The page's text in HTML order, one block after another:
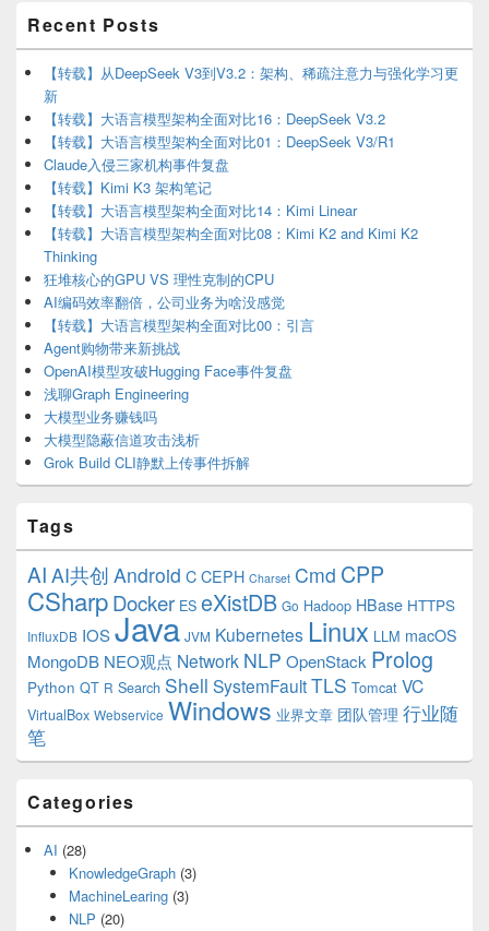
Sidebar
Widget
Area
Recent Posts
【转载】从DeepSeek V3到V3.2：架构、稀疏注意力与强化学习更
新
【转载】大语言模型架构全面对比16：DeepSeek V3.2
【转载】大语言模型架构全面对比01：DeepSeek V3/R1
Claude入侵三家机构事件复盘
【转载】Kimi K3 架构笔记
【转载】大语言模型架构全面对比14：Kimi Linear
【转载】大语言模型架构全面对比08：Kimi K2 and Kimi K2
Thinking
狂堆核心的GPU VS 理性克制的CPU
AI编码效率翻倍，公司业务为啥没感觉
【转载】大语言模型架构全面对比00：引言
Agent购物带来新挑战
OpenAI模型攻破Hugging Face事件复盘
浅聊Graph Engineering
大模型业务赚钱吗
大模型隐蔽信道攻击浅析
Grok Build CLI静默上传事件拆解
Tags
AI AI共创 Android C CEPH Charset Cmd CPP
CSharpDocker ES eXistDB Go Hadoop HBase HTTPS
InfluxDB IOSJava JVM Kubernetes Linux LLM macOS
MongoDB NEO观点 Network NLP OpenStack Prolog
Python QT R Search Shell SystemFaultTLS Tomcat VC
VirtualBox Webservice Windows 业界文章 团队管理 行业随
笔
Categories
AI (28)
KnowledgeGraph(3)
MachineLearing(3)
NLP (20)